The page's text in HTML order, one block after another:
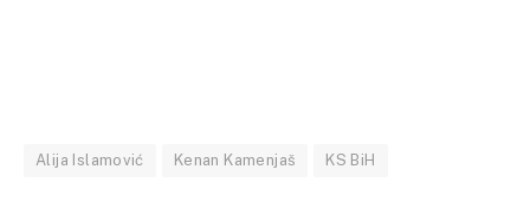
Alija Islamović Kenan Kamenjaš KS BiH